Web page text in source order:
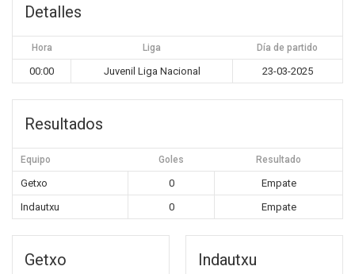
Detalles
Hora Liga Día de partido
00:00 Juvenil Liga Nacional 23-03-2025
Resultados
Equipo Goles Resultado
Getxo 0
Empate
Indautxu
0 Empate
Getxo Indautxu